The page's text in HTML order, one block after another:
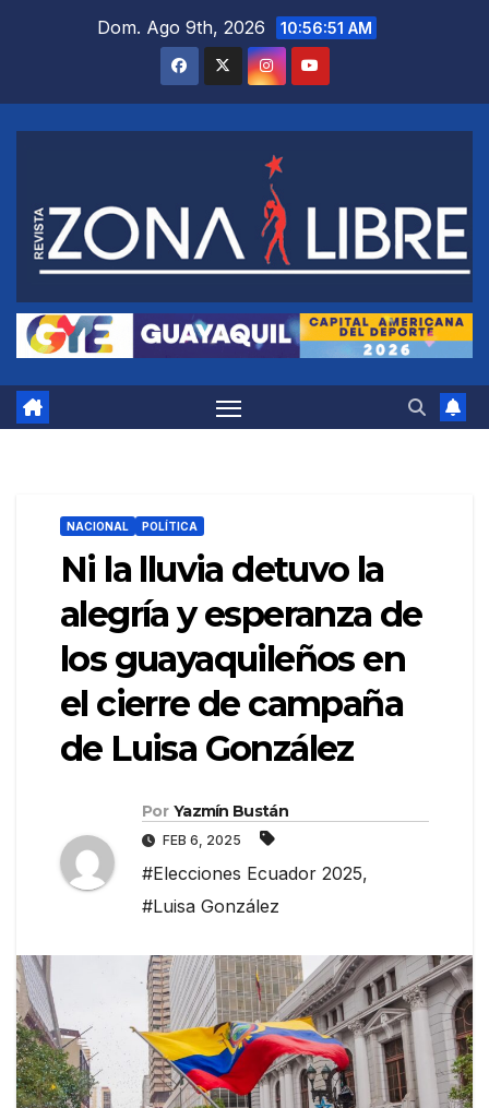
Dom. Ago 9th, 2026 10:56:52 AM
NACIONAL POLÍTICA
Ni la lluvia detuvo la
alegría y esperanza de
los guayaquileños en
el cierre de campaña
de Luisa González
Por Yazmín Bustán
FEB 6, 2025
#Elecciones Ecuador 2025,
#Luisa González